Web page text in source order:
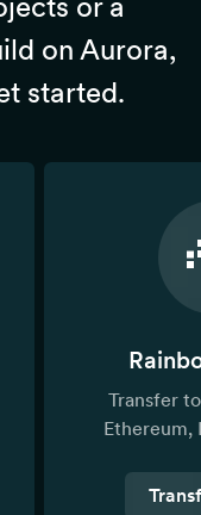
on Aurora,
started.
Transfer
Ethereum,